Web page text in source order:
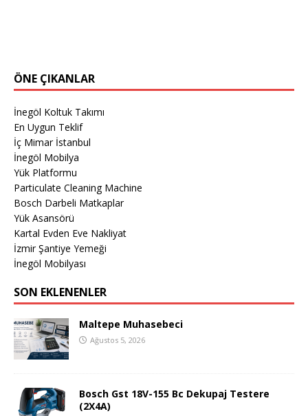
ÖNE ÇIKANLAR
İnegöl Koltuk Takımı
En Uygun Teklif
İç Mimar İstanbul
İnegöl Mobilya
Yük Platformu
Particulate Cleaning Machine
Bosch Darbeli Matkaplar
Yük Asansörü
Kartal Evden Eve Nakliyat
İzmir Şantiye Yemeği
İnegöl Mobilyası
SON EKLENENLER
Maltepe Muhasebeci
Ağustos 5, 2026
Bosch Gst 18V-155 Bc Dekupaj Testere
(2X4A)